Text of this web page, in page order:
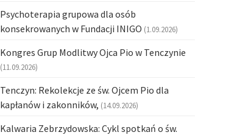
Psychoterapia grupowa dla osób
konsekrowanych w Fundacji INIGO (1.09.2026)
Kongres Grup Modlitwy Ojca Pio w Tenczynie
(11.09.2026)
Tenczyn: Rekolekcje ze św. Ojcem Pio dla
kapłanów i zakonników, (14.09.2026)
Kalwaria Zebrzydowska: Cykl spotkań o św.